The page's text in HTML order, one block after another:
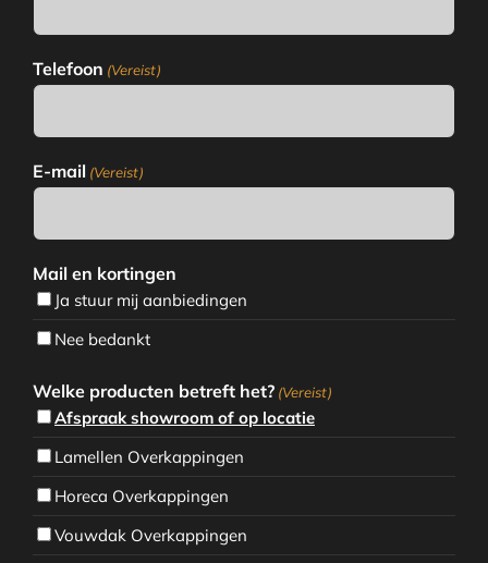
Telefoon (Vereist)
E-mail (Vereist)
Mail en kortingen
Ja stuur mij aanbiedingen
Nee bedankt
Welke producten betreft het? (Vereist)
Afspraak showroom of op locatie
Lamellen Overkappingen
Horeca Overkappingen
Vouwdak Overkappingen